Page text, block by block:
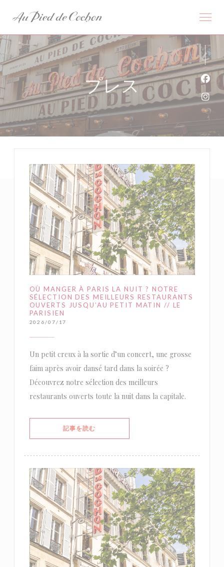
プレス
OÙ MANGER À PARIS LA NUIT ? NOTRE
SÉLECTION DES MEILLEURS RESTAURANTS
OUVERTS JUSQU’AU PETIT MATIN // LE
PARISIEN
2026/07/17
Un petit creux à la sortie d’un concert, une grosse
faim après avoir dansé tard dans la soirée ?
Découvrez notre sélection des meilleurs
restaurants ouverts toute la nuit dans la capitale.
記事を読む